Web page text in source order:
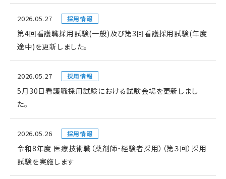
2026.05.27 採用情報
第4回看護職採用試験(一般)及び第3回看護採用試験(年度
途中)を更新しました。
2026.05.27 採用情報
5月30日看護職採用試験における試験会場を更新しまし
た。
2026.05.26 採用情報
令和8年度 医療技術職（薬剤師・経験者採用）（第３回）採用
試験を実施します